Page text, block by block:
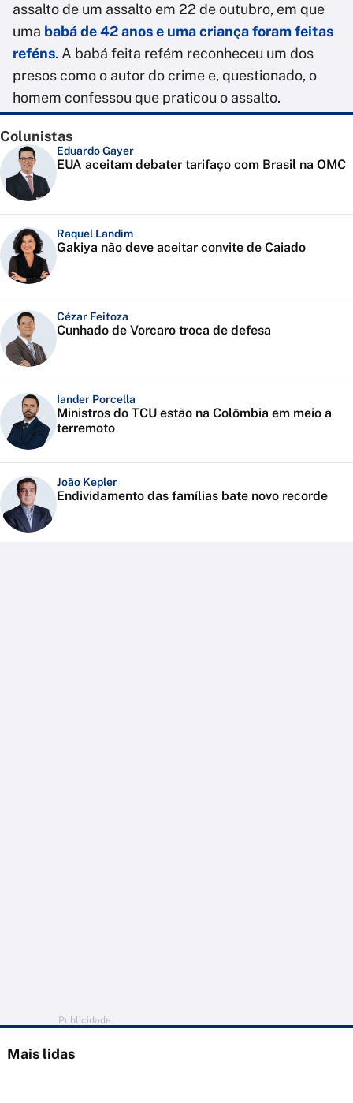
assalto de um assalto em 22 de outubro, em que
uma babá de 42 anos e uma criança foram feitas
reféns. A babá feita refém reconheceu um dos
presos como o autor do crime e, questionado, o
homem confessou que praticou o assalto.
Colunistas
Eduardo Gayer
EUA aceitam debater tarifaço com Brasil na OMC
Raquel Landim
Gakiya não deve aceitar convite de Caiado
Cézar Feitoza
Cunhado de Vorcaro troca de defesa
Iander Porcella
Ministros do TCU estão na Colômbia em meio a
terremoto
João Kepler
Endividamento das famílias bate novo recorde
Publicidade
Mais lidas